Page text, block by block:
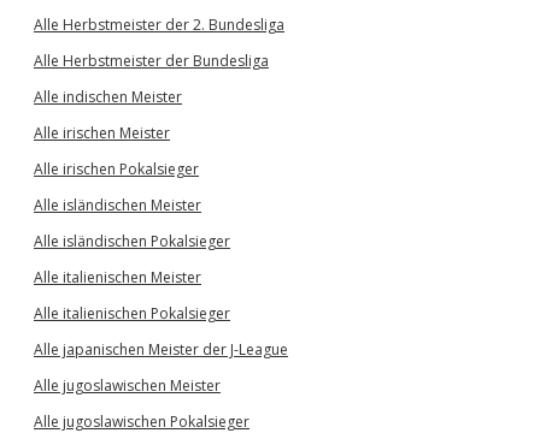
Alle Herbstmeister der 2. Bundesliga
Alle Herbstmeister der Bundesliga
Alle indischen Meister
Alle irischen Meister
Alle irischen Pokalsieger
Alle isländischen Meister
Alle isländischen Pokalsieger
Alle italienischen Meister
Alle italienischen Pokalsieger
Alle japanischen Meister der J-League
Alle jugoslawischen Meister
Alle jugoslawischen Pokalsieger